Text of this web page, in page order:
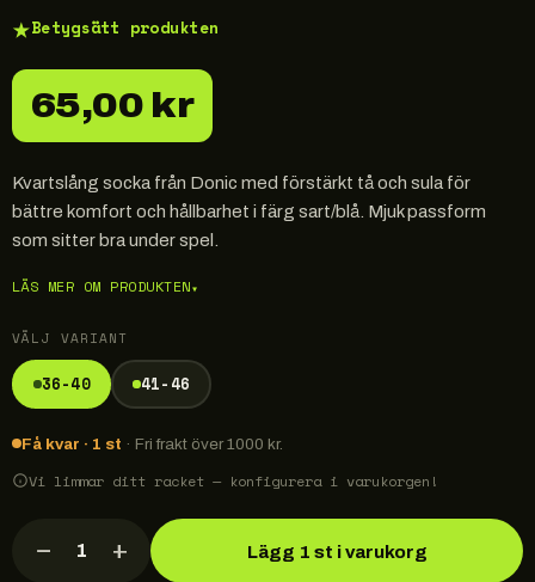
★Betygsätt produkten
65,00 kr
Kvartslång socka från Donic med förstärkt tå och sula för
bättre komfort och hållbarhet i färg sart/blå. Mjuk passform
som sitter bra under spel.
LÄS MER OM PRODUKTEN▾
VÄLJ VARIANT
36-40 41-46
Få kvar · 1 st · Fri frakt över 1000 kr.
Vi limmar ditt racket — konfigurera i varukorgen!
− 1 + Lägg 1 st i varukorg